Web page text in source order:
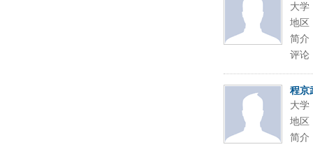
大学
地区
简介
评论
程京
大学
地区
简介